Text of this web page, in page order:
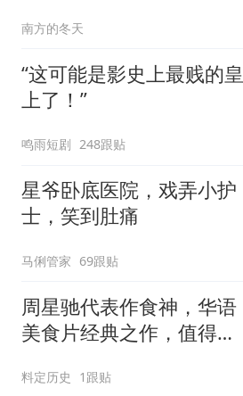
南方的冬天
“这可能是影史上最贱的皇
上了！”
鸣雨短剧 248跟贴
星爷卧底医院，戏弄小护
士，笑到肚痛
马俐管家 69跟贴
周星驰代表作食神，华语
美食片经典之作，值得深
料定历史 1跟贴